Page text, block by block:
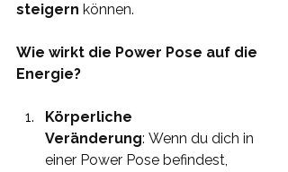
steigern können.
Wie wirkt die Power Pose auf die
Energie?
Körperliche
Veränderung: Wenn du dich in
einer Power Pose befindest,